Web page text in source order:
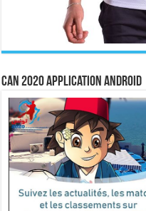
CAN 2020 Application Android